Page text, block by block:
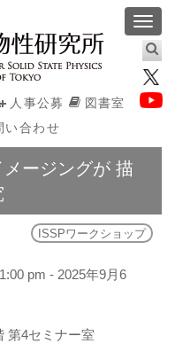
人事公募
図書室
い合わせ
ージングが 描
ISSPワークショップ
pm - 2025年9月6
第4セミナー室